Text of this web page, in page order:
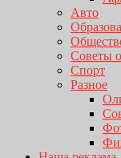
Авто
Советы
Спорт
Разное